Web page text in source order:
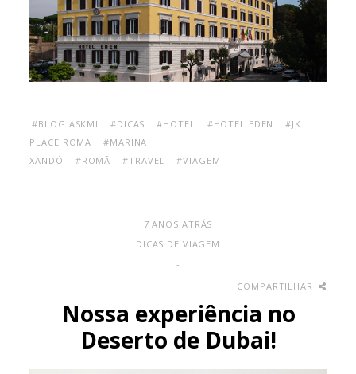
#BLOG ASKMI #DICAS #HOTEL #HOTEL EDEN
#JK
PLACE ROMA
#MARINA
XANDÓ
#ROMÃ #TRAVEL #VIAGEM
7 ANOS ATRÁS
DICAS DE VIAGEM
-
COMPARTILHAR
Nossa experiência no
Deserto de Dubai!